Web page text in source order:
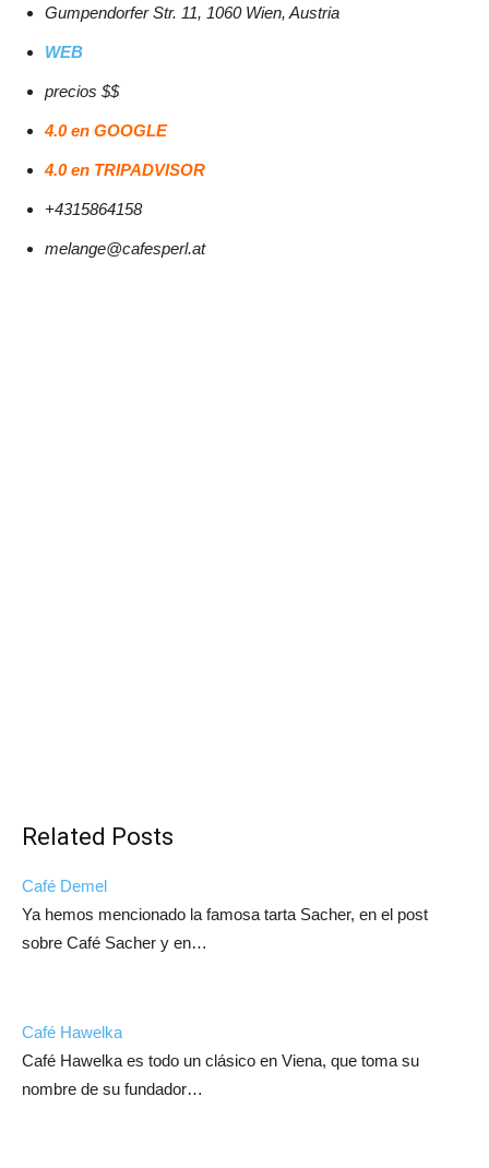
Gumpendorfer Str. 11, 1060 Wien, Austria
WEB
precios $$
4.0 en GOOGLE
4.0 en TRIPADVISOR
+4315864158
melange@cafesperl.at
Related Posts
Café Demel
Ya hemos mencionado la famosa tarta Sacher, en el post
sobre Café Sacher y en…
Café Hawelka
Café Hawelka es todo un clásico en Viena, que toma su
nombre de su fundador…